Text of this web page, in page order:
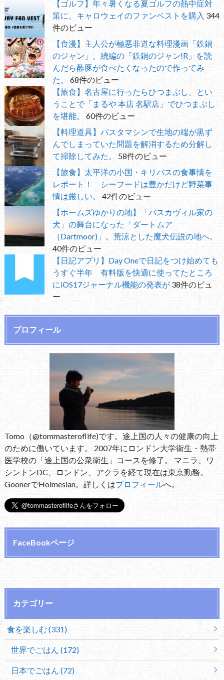
【ゴルフ】年々暑くなる夏ゴルフの熱中症対
策に。キャロウェイのファンベストを購入 344
件のビュー
【食漫】主人公が極悪非道な料理漫画「鉄鍋
のジャン」。続編の「鉄鍋のジャン!R」を読
んだら酢豚が食べたくなったので作ってみ
た。
68件のビュー
【旅食】名古屋に行ったらひつまぶし、とい
うことで「まるや 本店 名駅店」でひつまぶし
を堪能。
60件のビュー
【料理道具】パスタマシンで生地の端が黒ず
んでしまっていた問題を解消するため分解し
て掃除してみた。
58件のビュー
【旅食】太平洋の小国・キリバスの食事情を
レポート！ シーフードは豊かだけど野菜事
情は厳しい。
42件のビュー
【ホームズゆかりの地】「バスカヴィル家の
犬」の舞台になった「ダートムア
（Dartmoor)」。荒涼とした魔犬伝説の地へ。
40件のビュー
【日記アプリ】Day Oneで日記をつけ始めても
うすぐ半年 有料版を快適に使ってたところ
にiOS17ジャーナル機能の発表が 38件のビュ
ー
プロフィール
Tomo（@tommasteroflife)です。途上国の人々の健康の向上
のために働いています。 2007年にロンドン大学衛生・熱帯
医学校の「途上国の公衆衛生」コースを修了。 マニラ、ワ
シントンDC、ロンドン、アクラを経て現在は東京勤務。
GoonerでHolmesian。詳しくはプロフィールへ。
FaceBookページ
カテゴリー
食を楽しむ (331)
世界でごはん (172)
日本でごはん (72)